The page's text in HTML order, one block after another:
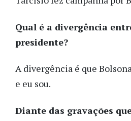
Qual é a divergência
presidente?
A divergência é que
e eu sou.
Diante das gravações